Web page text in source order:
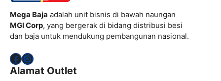
Mega Baja adalah unit bisnis di bawah naungan
MGI Corp, yang bergerak di bidang distribusi besi
dan baja untuk mendukung pembangunan nasional.
Facebook
Instagram
Alamat Outlet